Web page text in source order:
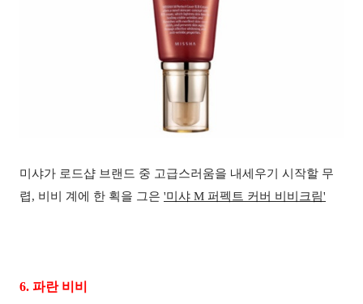
미샤가 로드샵 브랜드 중 고급스러움을 내세우기 시작할 무
렵, 비비 계에 한 획을 그은 '미샤 M 퍼펙트 커버 비비크림'
6. 파란 비비